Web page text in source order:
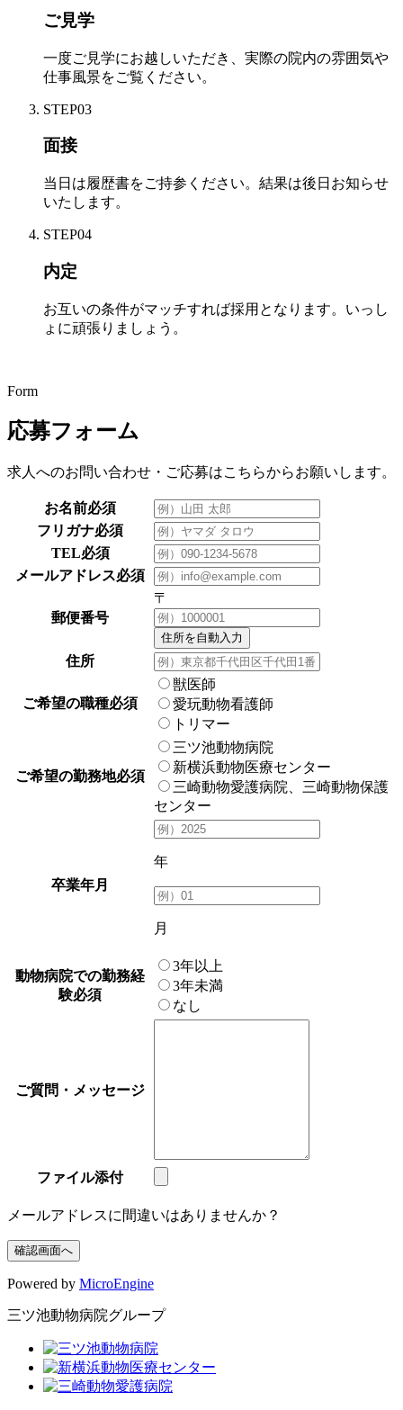
ご見学
一度ご見学にお越しいただき、実際の院内の雰囲気や
仕事風景をご覧ください。
STEP03
面接
当日は履歴書をご持参ください。結果は後日お知らせ
いたします。
STEP04
内定
お互いの条件がマッチすれば採用となります。いっし
ょに頑張りましょう。
Form
応募フォーム
求人へのお問い合わせ・ご応募はこちらからお願いします。
お名前必須
フリガナ必須
TEL必須
メールアドレス必須
郵便番号
〒
住所
ご希望の職種必須
獣医師
愛玩動物看護師
トリマー
ご希望の勤務地必須
三ツ池動物病院
新横浜動物医療センター
三崎動物愛護病院、三崎動物保護
センター
卒業年月
年
月
動物病院での勤務経
験必須
3年以上
3年未満
なし
ご質問・メッセージ
ファイル添付
メールアドレスに間違いはありませんか？
Powered by MicroEngine
三ツ池動物病院グループ